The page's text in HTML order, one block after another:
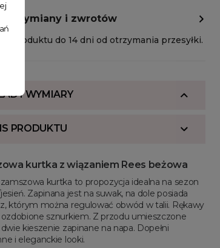
wymiany i zwrotów
produktu do 14 dni od otrzymania przesyłki.
I WYMIARY
PRODUKTU
kurtka z wiązaniem Rees beżowa
kurtka to propozycja idealna na sezon
Zapinana jest na suwak, na dole posiada
którym można regulować obwód w talii. Rękawy
ozdobione sznurkiem. Z przodu umieszczone
dwie kieszenie zapinane na napa. Dopełni
i eleganckie looki.